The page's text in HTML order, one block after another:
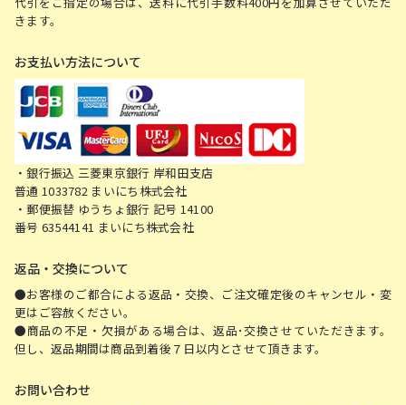
きます。
お支払い方法について
・銀行振込 三菱東京銀行 岸和田支店
普通 1033782 まいにち株式会社
・郵便振替 ゆうちょ銀行 記号 14100
番号 63544141 まいにち株式会社
返品・交換について
●お客様のご都合による返品・交換、ご注文確定後のキャンセル・変
更はご容赦ください。
●商品の不足・欠損がある場合は、返品･交換させていただきます。
但し、返品期間は商品到着後７日以内とさせて頂きます。
お問い合わせ